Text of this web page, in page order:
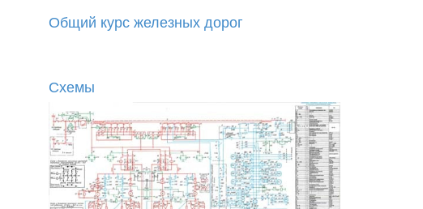
Общий курс железных дорог
Схемы